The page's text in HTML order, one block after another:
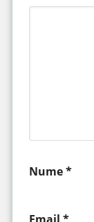
Nume*